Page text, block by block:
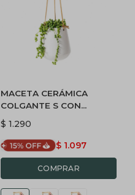
MACETA CERÁMICA
COLGANTE S CON
MENSULA - BLANCA
$ 1.290
$ 1.097